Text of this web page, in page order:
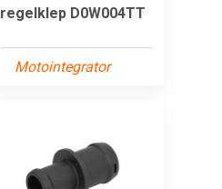
regelklep D0W004TT
Motointegrator